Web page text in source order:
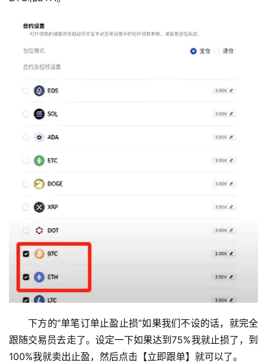
下方的“单笔订单止盈止损”如果我们不设的话，就完全
跟随交易员去走了。设定一下如果达到75%我就止损了，到
100%我就卖出止盈，然后点击【立即跟单】就可以了。